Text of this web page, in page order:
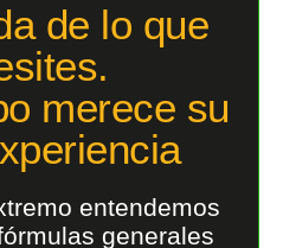
de lo que
merece su
entendemos
generales